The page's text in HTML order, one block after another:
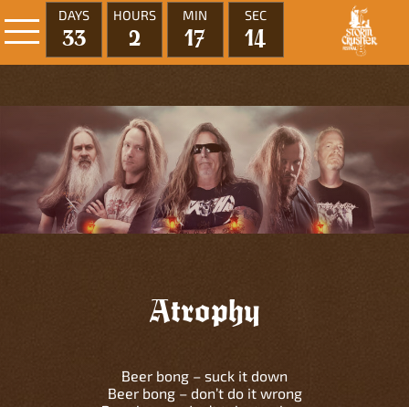
DAYS
33
HOURS
2
MIN
17
SEC
14
Atrophy
Beer bong – suck it down
Beer bong – don’t do it wrong